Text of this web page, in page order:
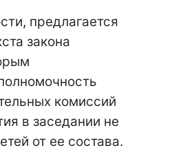
предлагается
закона
комиссий
в заседании не
от ее состава.